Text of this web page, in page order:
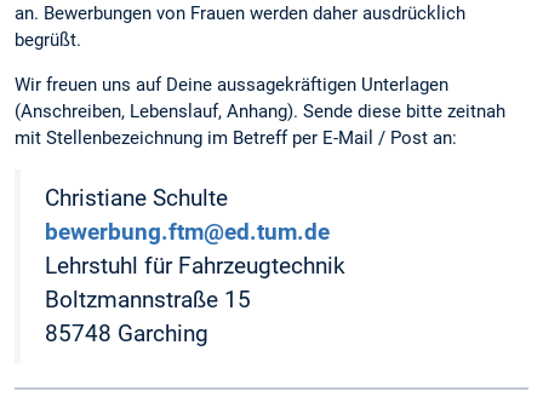
an. Bewerbungen von Frauen werden daher ausdrücklich
begrüßt.
Wir freuen uns auf Deine aussagekräftigen Unterlagen
(Anschreiben, Lebenslauf, Anhang). Sende diese bitte zeitnah
mit Stellenbezeichnung im Betreff per E-Mail / Post an:
Christiane Schulte
bewerbung.ftm@ed.tum.de
Lehrstuhl für Fahrzeugtechnik
Boltzmannstraße 15
85748 Garching